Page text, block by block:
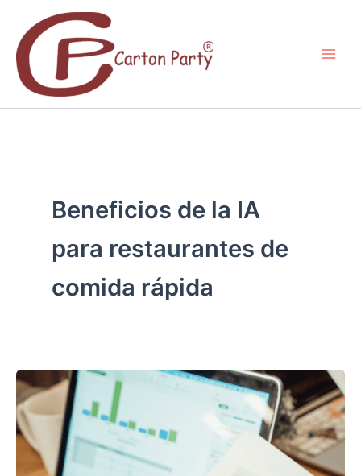
contenido
Beneficios de la IA
para restaurantes de
comida rápida
VENTAJAS
DE
SEGMENTAR
MERCADO